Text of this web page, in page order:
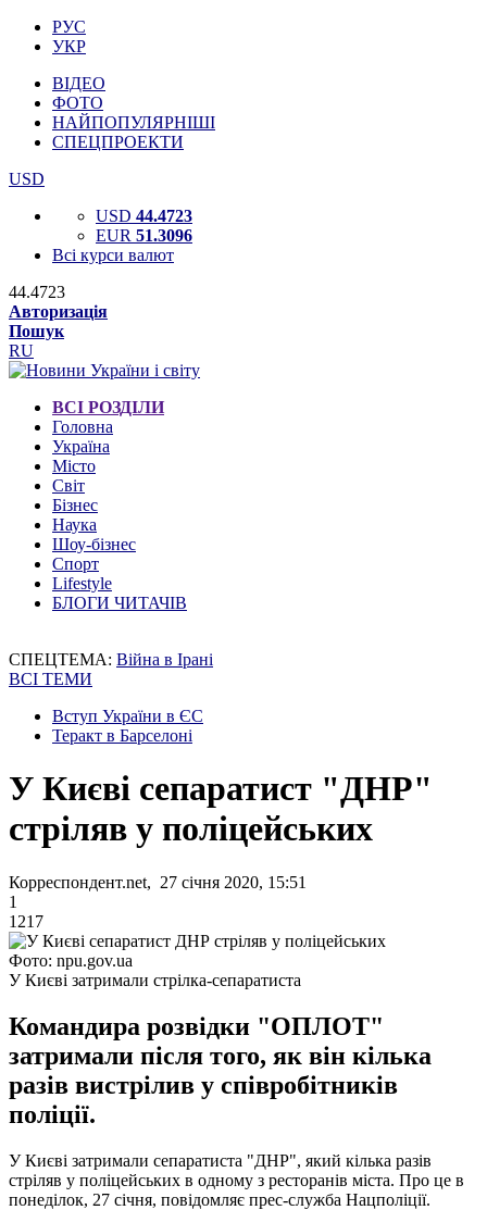
РУС
УКР
ВІДЕО
ФОТО
НАЙПОПУЛЯРНІШІ
СПЕЦПРОЕКТИ
USD
USD 44.4723
EUR 51.3096
Всі курси валют
44.4723
Авторизація
Пошук
RU
ВСІ РОЗДІЛИ
Головна
Україна
Місто
Світ
Бізнес
Наука
Шоу-бізнес
Спорт
Lifestyle
БЛОГИ ЧИТАЧІВ
СПЕЦТЕМА: Війна в Ірані
ВСІ ТЕМИ
Вступ України в ЄС
Теракт в Барселоні
У Києві сепаратист "ДНР"
стріляв у поліцейських
Корреспондент.net, 27 січня 2020, 15:51
1
1217
Фото: npu.gov.ua
У Києві затримали стрілка-сепаратиста
Командира розвідки "ОПЛОТ"
затримали після того, як він кілька
разів вистрілив у співробітників
поліції.
У Києві затримали сепаратиста "ДНР", який кілька разів
стріляв у поліцейських в одному з ресторанів міста. Про це в
понеділок, 27 січня, повідомляє прес-служба Нацполіції.